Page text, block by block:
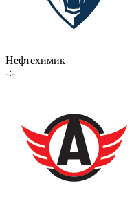
Нефтехимик
-:-